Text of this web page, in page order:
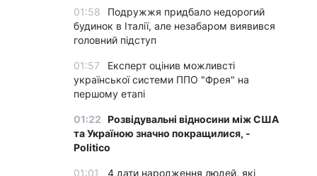
01:58
Подружжя придбало недорогий
будинок в Італії, але незабаром виявився
головний підступ
01:57
Експерт оцінив можливсті
української системи ППО "Фрея" на
першому етапі
01:22 Розвідувальні відносини між США
та Україною значно покращилися, -
Politico
01:01 4 дати народження людей, які